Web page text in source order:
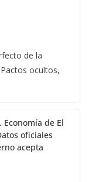
de la
ocultos,
Economía de El
oficiales
acepta